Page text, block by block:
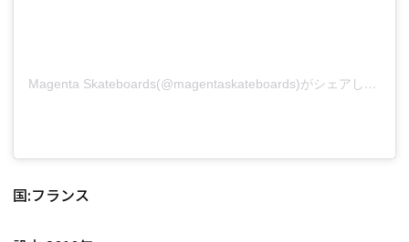
Magenta Skateboards(@magentaskateboards)がシェアした投稿
国:フランス